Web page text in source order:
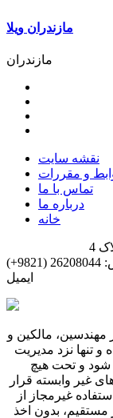
مازندران ویلا
مازندران
نقشه سایت
و مقررات
تماس با ما
درباره ما
خانه
4
فاکس: 26208044 (9821+)
مهندسین، مالکین و
تنها نزد مدیریت
شود و تحت هیچ
غیر وابسته قرار
غیرمجاز از
بدون اخذ